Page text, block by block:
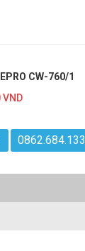
CW-760/1
VND
0862.684.133